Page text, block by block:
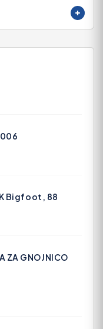
Bigfoot, 88
ZA GNOJNICO